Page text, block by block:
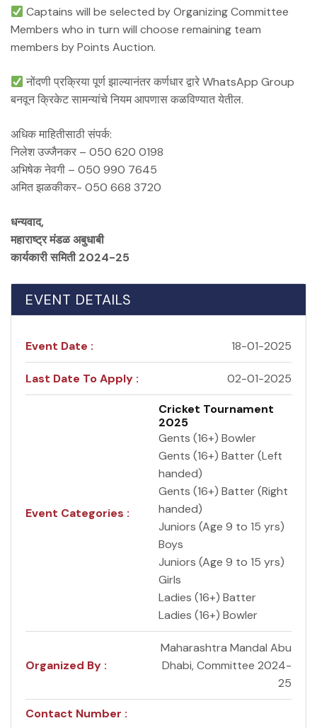
Captains will be selected by Organizing Committee
Members who in turn will choose remaining team
members by Points Auction.
नोंदणी प्रक्रिया पूर्ण झाल्यानंतर कर्णधार द्वारे WhatsApp Group
बनवून क्रिकेट सामन्यांचे नियम आपणास कळविण्यात येतील.
अधिक माहितीसाठी संपर्क:
निलेश उज्जैनकर – 050 620 0198
अभिषेक नेवगी – 050 990 7645
अमित झळकीकर- 050 668 3720
धन्यवाद,
महाराष्ट्र मंडळ अबुधाबी
कार्यकारी समिती 2024-25
EVENT DETAILS
Event Date : 18-01-2025
Last Date To Apply : 02-01-2025
Event Categories :
Cricket Tournament
2025
Gents (16+) Bowler
Gents (16+) Batter (Left
handed)
Gents (16+) Batter (Right
handed)
Juniors (Age 9 to 15 yrs)
Boys
Juniors (Age 9 to 15 yrs)
Girls
Ladies (16+) Batter
Ladies (16+) Bowler
Organized By :
Maharashtra Mandal Abu
Dhabi, Committee 2024-
25
Contact Number :